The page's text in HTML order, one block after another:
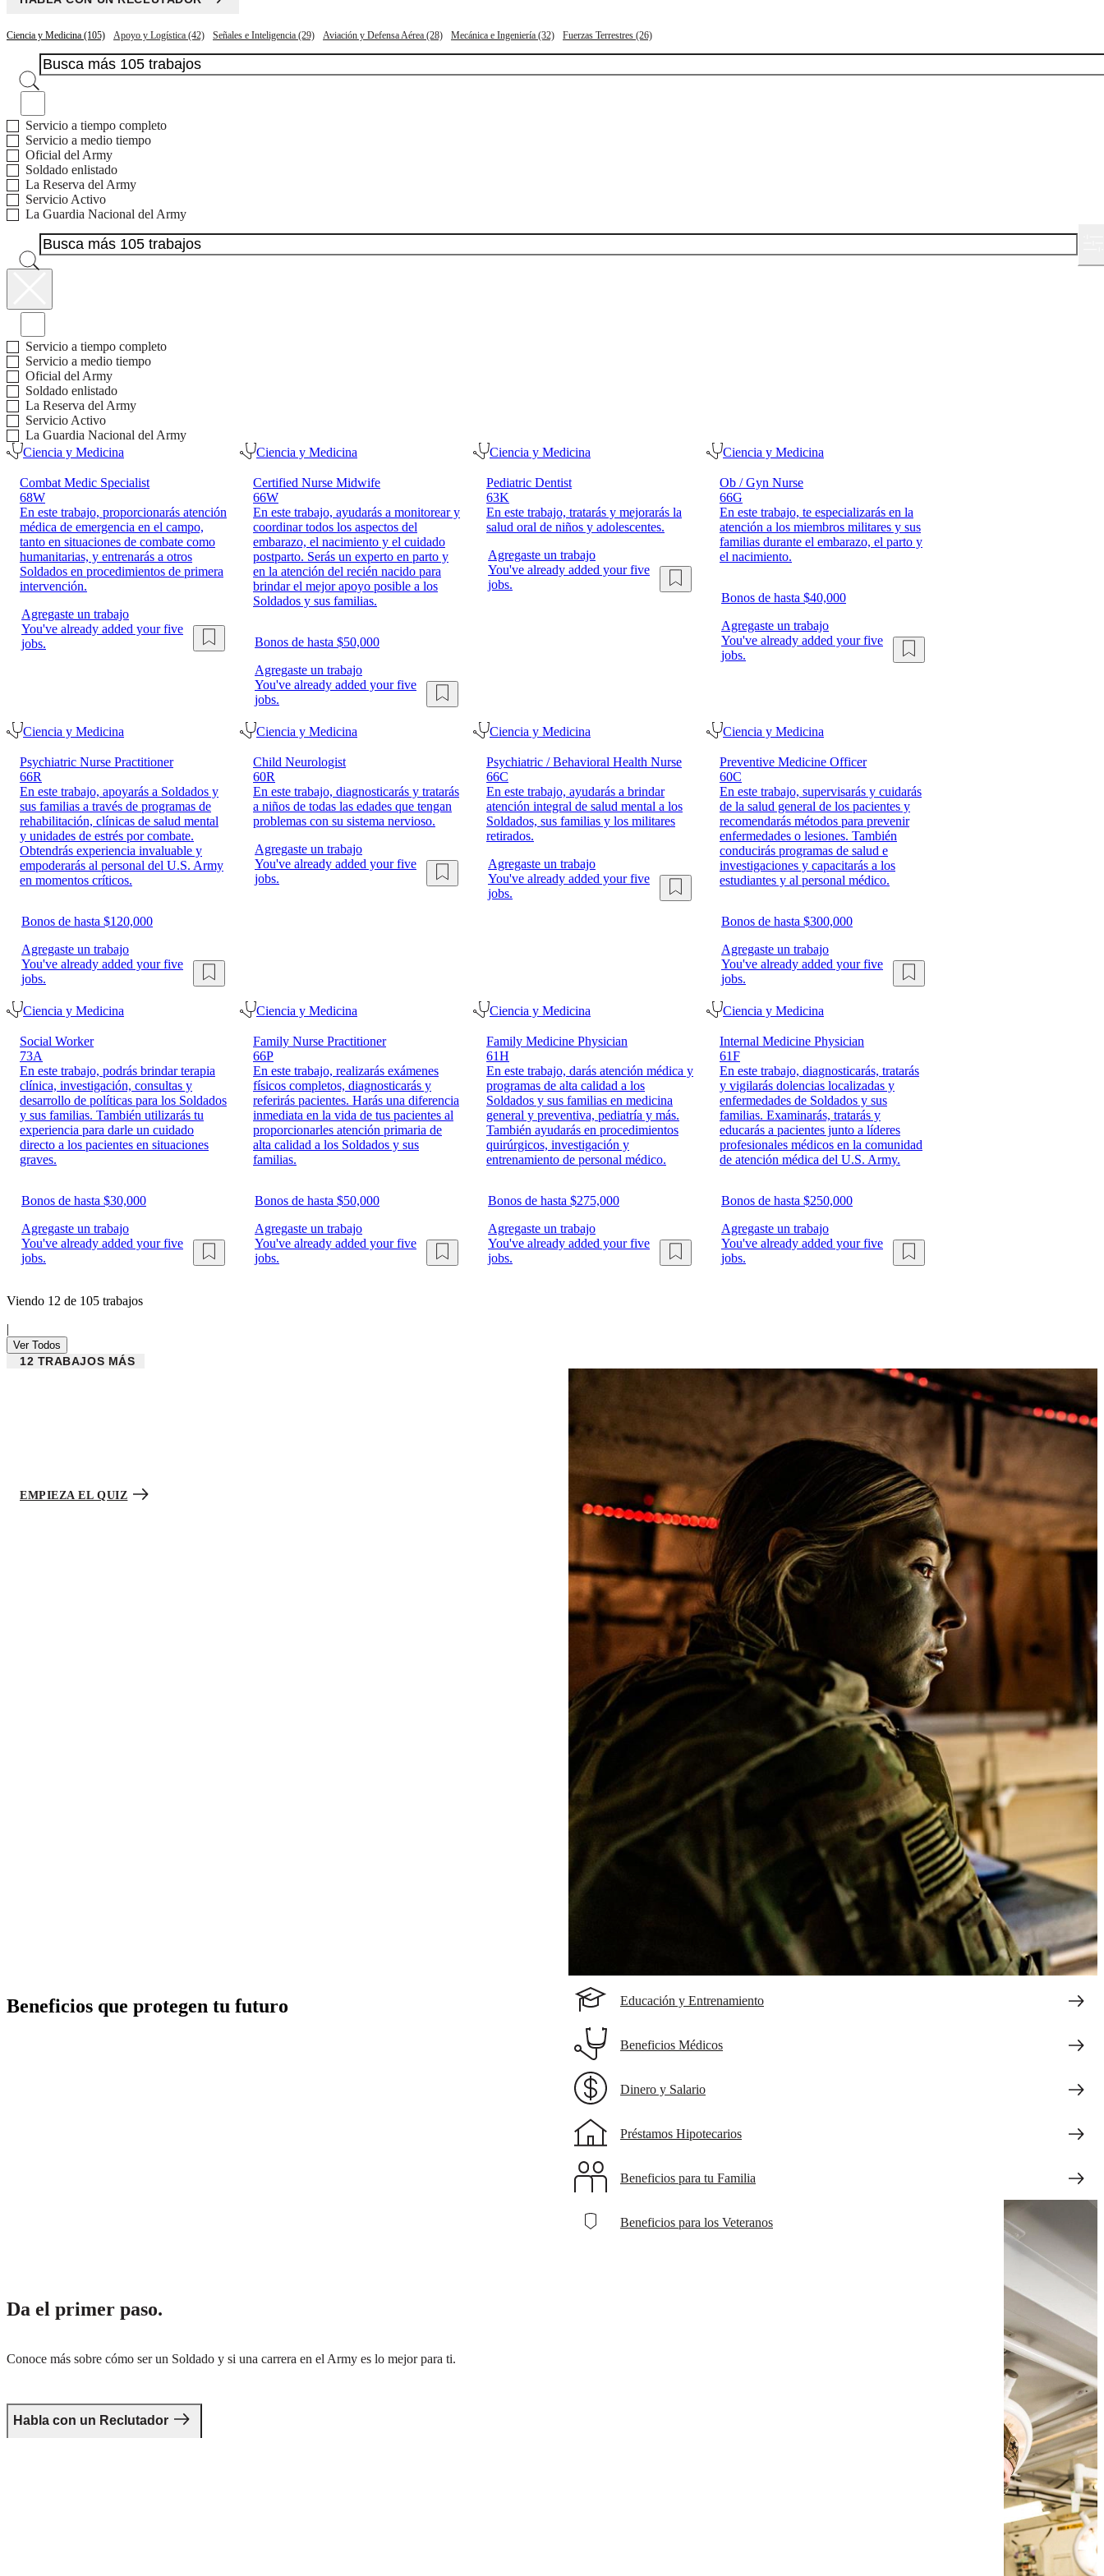
Ciencia y Medicina (105) Apoyo y Logística (42) Señales e Inteligencia (29) Aviación y Defensa Aérea (28) Mecánica e Ingeniería (32) Fuerzas Terrestres (26)
Servicio a tiempo completo
Servicio a medio tiempo
Oficial del Army
Soldado enlistado
La Reserva del Army
Servicio Activo
La Guardia Nacional del Army
Servicio a tiempo completo
Servicio a medio tiempo
Oficial del Army
Soldado enlistado
La Reserva del Army
Servicio Activo
La Guardia Nacional del Army
Ciencia y Medicina
Combat Medic Specialist
68W
En este trabajo, proporcionarás atención
médica de emergencia en el campo,
tanto en situaciones de combate como
humanitarias, y entrenarás a otros
Soldados en procedimientos de primera
intervención.
Agregaste un trabajo
You've already added your five
jobs.
Ciencia y Medicina
Certified Nurse Midwife
66W
En este trabajo, ayudarás a monitorear y
coordinar todos los aspectos del
embarazo, el nacimiento y el cuidado
postparto. Serás un experto en parto y
en la atención del recién nacido para
brindar el mejor apoyo posible a los
Soldados y sus familias.
Bonos de hasta $50,000
Agregaste un trabajo
You've already added your five
jobs.
Ciencia y Medicina
Pediatric Dentist
63K
En este trabajo, tratarás y mejorarás la
salud oral de niños y adolescentes.
Agregaste un trabajo
You've already added your five
jobs.
Ciencia y Medicina
Ob / Gyn Nurse
66G
En este trabajo, te especializarás en la
atención a los miembros militares y sus
familias durante el embarazo, el parto y
el nacimiento.
Bonos de hasta $40,000
Agregaste un trabajo
You've already added your five
jobs.
Ciencia y Medicina
Psychiatric Nurse Practitioner
66R
En este trabajo, apoyarás a Soldados y
sus familias a través de programas de
rehabilitación, clínicas de salud mental
y unidades de estrés por combate.
Obtendrás experiencia invaluable y
empoderarás al personal del U.S. Army
en momentos críticos.
Bonos de hasta $120,000
Agregaste un trabajo
You've already added your five
jobs.
Ciencia y Medicina
Child Neurologist
60R
En este trabajo, diagnosticarás y tratarás
a niños de todas las edades que tengan
problemas con su sistema nervioso.
Agregaste un trabajo
You've already added your five
jobs.
Ciencia y Medicina
Psychiatric / Behavioral Health Nurse
66C
En este trabajo, ayudarás a brindar
atención integral de salud mental a los
Soldados, sus familias y los militares
retirados.
Agregaste un trabajo
You've already added your five
jobs.
Ciencia y Medicina
Preventive Medicine Officer
60C
En este trabajo, supervisarás y cuidarás
de la salud general de los pacientes y
recomendarás métodos para prevenir
enfermedades o lesiones. También
conducirás programas de salud e
investigaciones y capacitarás a los
estudiantes y al personal médico.
Bonos de hasta $300,000
Agregaste un trabajo
You've already added your five
jobs.
Ciencia y Medicina
Social Worker
73A
En este trabajo, podrás brindar terapia
clínica, investigación, consultas y
desarrollo de políticas para los Soldados
y sus familias. También utilizarás tu
experiencia para darle un cuidado
directo a los pacientes en situaciones
graves.
Bonos de hasta $30,000
Agregaste un trabajo
You've already added your five
jobs.
Ciencia y Medicina
Family Nurse Practitioner
66P
En este trabajo, realizarás exámenes
físicos completos, diagnosticarás y
referirás pacientes. Harás una diferencia
inmediata en la vida de tus pacientes al
proporcionarles atención primaria de
alta calidad a los Soldados y sus
familias.
Bonos de hasta $50,000
Agregaste un trabajo
You've already added your five
jobs.
Ciencia y Medicina
Family Medicine Physician
61H
En este trabajo, darás atención médica y
programas de alta calidad a los
Soldados y sus familias en medicina
general y preventiva, pediatría y más.
También ayudarás en procedimientos
quirúrgicos, investigación y
entrenamiento de personal médico.
Bonos de hasta $275,000
Agregaste un trabajo
You've already added your five
jobs.
Ciencia y Medicina
Internal Medicine Physician
61F
En este trabajo, diagnosticarás, tratarás
y vigilarás dolencias localizadas y
enfermedades de Soldados y sus
familias. Examinarás, tratarás y
educarás a pacientes junto a líderes
profesionales médicos en la comunidad
de atención médica del U.S. Army.
Bonos de hasta $250,000
Agregaste un trabajo
You've already added your five
jobs.
Viendo 12 de 105 trabajos
|
Ver Todos
12 TRABAJOS MÁS
EMPIEZA EL QUIZ
Beneficios que protegen tu futuro Educación y Entrenamiento
Beneficios Médicos
Dinero y Salario
Préstamos Hipotecarios
Beneficios para tu Familia
Beneficios para los Veteranos
Da el primer paso.
Conoce más sobre cómo ser un Soldado y si una carrera en el Army es lo mejor para ti.
Habla con un Reclutador
will-need-updated